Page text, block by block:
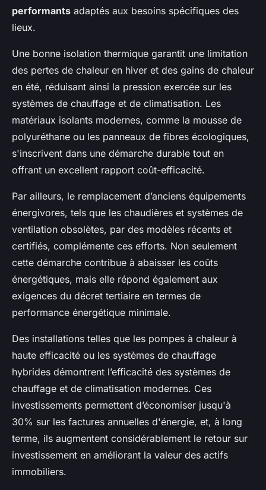
performants adaptés aux besoins spécifiques des
lieux.
Une bonne isolation thermique garantit une limitation
des pertes de chaleur en hiver et des gains de chaleur
en été, réduisant ainsi la pression exercée sur les
systèmes de chauffage et de climatisation. Les
matériaux isolants modernes, comme la mousse de
polyuréthane ou les panneaux de fibres écologiques,
s'inscrivent dans une démarche durable tout en
offrant un excellent rapport coût-efficacité.
Par ailleurs, le remplacement d’anciens équipements
énergivores, tels que les chaudières et systèmes de
ventilation obsolètes, par des modèles récents et
certifiés, complémente ces efforts. Non seulement
cette démarche contribue à abaisser les coûts
énergétiques, mais elle répond également aux
exigences du décret tertiaire en termes de
performance énergétique minimale.
Des installations telles que les pompes à chaleur à
haute efficacité ou les systèmes de chauffage
hybrides démontrent l’efficacité des systèmes de
chauffage et de climatisation modernes. Ces
investissements permettent d’économiser jusqu'à
30% sur les factures annuelles d'énergie, et, à long
terme, ils augmentent considérablement le retour sur
investissement en améliorant la valeur des actifs
immobiliers.